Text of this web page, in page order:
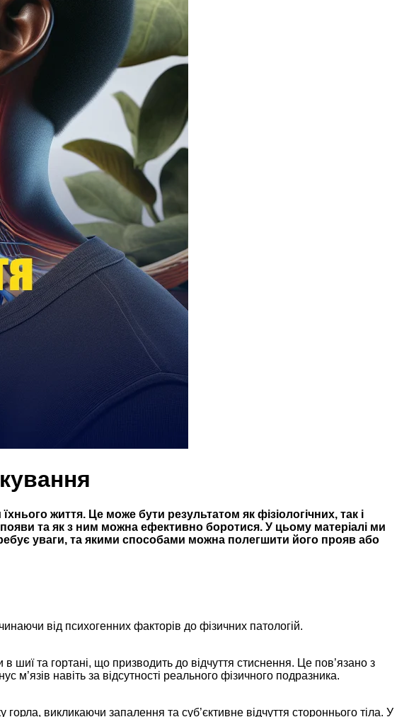
життя. Це може бути результатом як фізіологічних, так і
та як з ним можна ефективно боротися. У цьому матеріалі ми
уваги, та якими способами можна полегшити його прояв або
від психогенних факторів до фізичних патологій.
шиї та гортані, що призводить до відчуття стиснення. Це пов’язано з
м’язів навіть за відсутності реального фізичного подразника.
викликаючи запалення та суб’єктивне відчуття стороннього тіла. У